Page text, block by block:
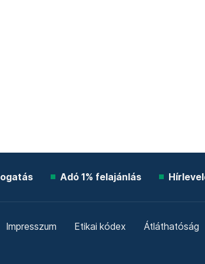
Adó 1% felajánlás
Impresszum Etikai kódex Átláthatóság